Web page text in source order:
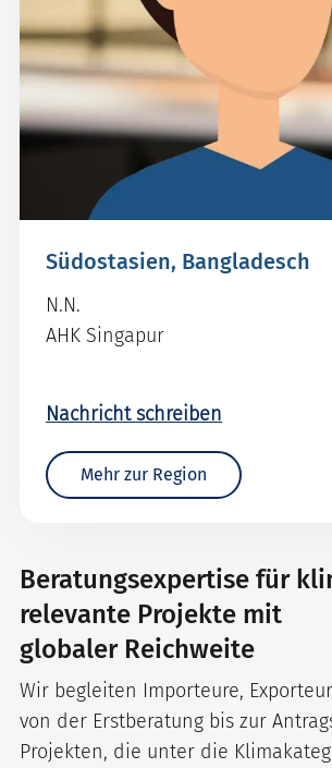
Südostasien, Bangladesch
N.N.
AHK Singapur
Nachricht schreiben
Mehr zur Region
Beratungsexpertise für
relevante Projekte mit
globaler Reichweite
Wir begleiten Importeure,
von der Erstberatung bis zur
Projekten, die unter die